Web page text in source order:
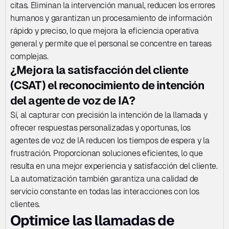
citas. Eliminan la intervención manual, reducen los errores
humanos y garantizan un procesamiento de información
rápido y preciso, lo que mejora la eficiencia operativa
general y permite que el personal se concentre en tareas
complejas.
¿Mejora la satisfacción del cliente
(CSAT) el reconocimiento de intención
del agente de voz de IA?
Sí, al capturar con precisión la intención de la llamada y
ofrecer respuestas personalizadas y oportunas, los
agentes de voz de IA reducen los tiempos de espera y la
frustración. Proporcionan soluciones eficientes, lo que
resulta en una mejor experiencia y satisfacción del cliente.
La automatización también garantiza una calidad de
servicio constante en todas las interacciones con los
clientes.
Optimice las llamadas de